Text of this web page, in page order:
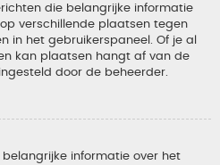
die belangrijke informatie
verschillende plaatsen tegen
in het gebruikerspaneel. Of je al
kan plaatsen hangt af van de
door de beheerder.
informatie over het